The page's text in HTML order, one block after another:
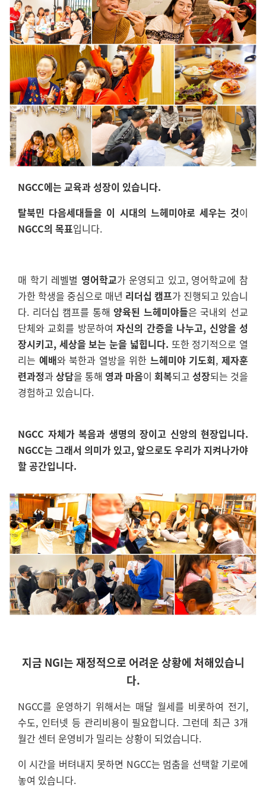
NGCC에는 교육과 성장이 있습니다.
탈북민 다음세대들을 이 시대의 느헤미야로 세우는 것이
NGCC의 목표입니다.
매 학기 레벨별 영어학교가 운영되고 있고, 영어학교에 참
가한 학생을 중심으로 매년 리더십 캠프가 진행되고 있습니
다. 리더십 캠프를 통해 양육된 느헤미야들은 국내외 선교
단체와 교회를 방문하여자신의 간증을 나누고, 신앙을 성
장시키고, 세상을 보는 눈을 넓힙니다. 또한 정기적으로 열
리는 예배와 북한과 열방을 위한 느헤미야 기도회,제자훈
련과정과상담을 통해 영과 마음이 회복되고 성장되는 것을
경험하고 있습니다.
NGCC 자체가 복음과 생명의 장이고 신앙의 현장입니다.
NGCC는 그래서 의미가 있고, 앞으로도 우리가 지켜나가야
할 공간입니다.
지금 NGI는 재정적으로 어려운 상황에 처해있습니
다.
NGCC를 운영하기 위해서는 매달 월세를 비롯하여 전기,
수도, 인터넷 등 관리비용이 필요합니다. 그런데 최근 3개
월간 센터 운영비가 밀리는 상황이 되었습니다.
이 시간을 버텨내지 못하면 NGCC는 멈춤을 선택할 기로에
놓여 있습니다.